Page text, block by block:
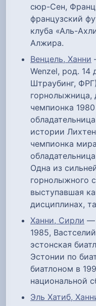
сюр-Сен,
французский
клуба «Аль-
Алжира.
Венцель, Ханни
Wenzel, род. 14
Штраубинг,
горнолыжница,
чемпионка
истории
чемпионка
Одна из
горнолыжного
выступавшая
дисциплинах,
Ханни, Сирли —
1985,
эстонская
Эстонии по
биатлоном в
национальной
Эль Хатиб,